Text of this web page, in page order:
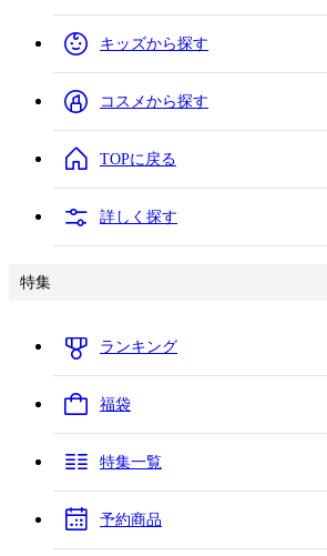
キッズから探す
コスメから探す
TOPに戻る
詳しく探す
特集
ランキング
福袋
特集一覧
予約商品